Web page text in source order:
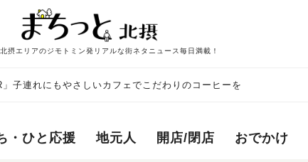
摂エリアのジモトミン発リアルな街ネタニュース毎日満載！
子連れにもやさしいカフェでこだわりのコーヒーを
・ひと応援 地元人 開店/閉店 おでかけ